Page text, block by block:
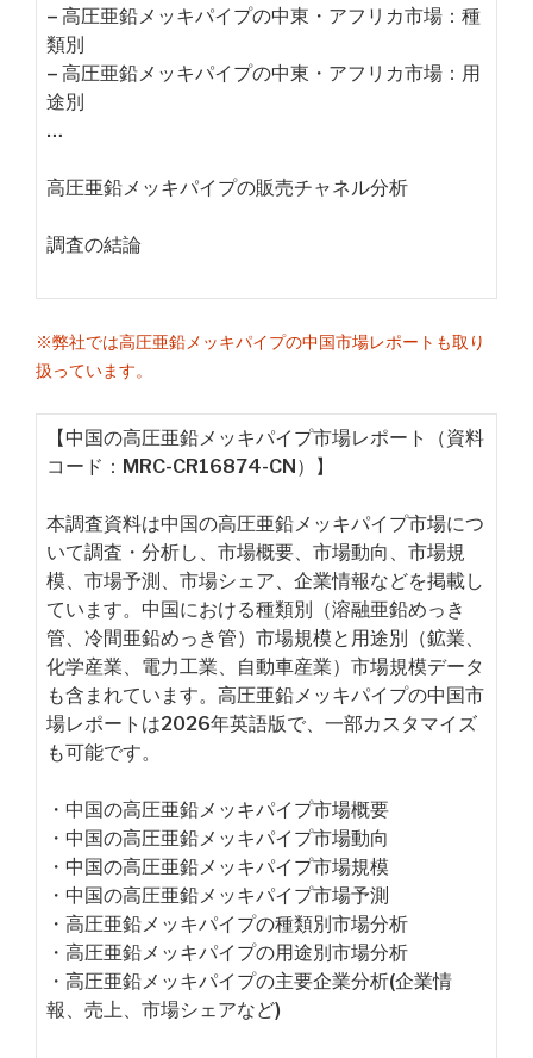
– 高圧亜鉛メッキパイプの中東・アフリカ市場：種
類別
– 高圧亜鉛メッキパイプの中東・アフリカ市場：用
途別
…
高圧亜鉛メッキパイプの販売チャネル分析
調査の結論
※弊社では高圧亜鉛メッキパイプの中国市場レポートも取り
扱っています。
【中国の高圧亜鉛メッキパイプ市場レポート（資料
コード：MRC-CR16874-CN）】
本調査資料は中国の高圧亜鉛メッキパイプ市場につ
いて調査・分析し、市場概要、市場動向、市場規
模、市場予測、市場シェア、企業情報などを掲載し
ています。中国における種類別（溶融亜鉛めっき
管、冷間亜鉛めっき管）市場規模と用途別（鉱業、
化学産業、電力工業、自動車産業）市場規模データ
も含まれています。高圧亜鉛メッキパイプの中国市
場レポートは2026年英語版で、一部カスタマイズ
も可能です。
・中国の高圧亜鉛メッキパイプ市場概要
・中国の高圧亜鉛メッキパイプ市場動向
・中国の高圧亜鉛メッキパイプ市場規模
・中国の高圧亜鉛メッキパイプ市場予測
・高圧亜鉛メッキパイプの種類別市場分析
・高圧亜鉛メッキパイプの用途別市場分析
・高圧亜鉛メッキパイプの主要企業分析(企業情
報、売上、市場シェアなど)